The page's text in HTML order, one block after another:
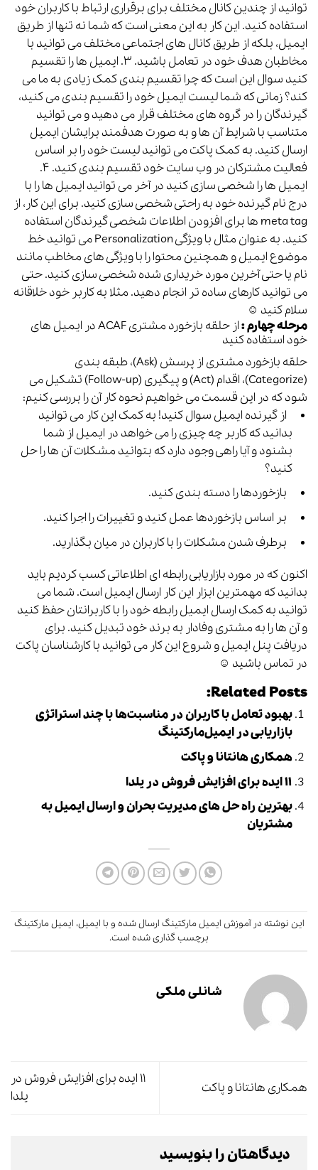
توانید از چندین کانال مختلف برای برقراری ارتباط با کاربران خود
استفاده کنید. این کار به این معنی است که شما نه تنها از طریق
ایمیل، بلکه از طریق کانال های اجتماعی مختلف می توانید با
مخاطبان هدف خود در تعامل باشید.
۳. ایمیل ها را تقسیم
کنید سوال این است که چرا تقسیم بندی کمک زیادی به ما می
کند؟زمانی که شما لیست ایمیل خود را تقسیم بندی می کنید،
گیرندگان را در گروه های مختلف قرار می دهید و می توانید
متناسب با شرایط آن ها و به صورت هدفمند برایشان ایمیل
ارسال کنید. به کمک پاکت می توانید لیست خود را بر اساس
فعالیت مشترکان در وب سایت خود تقسیم بندی کنید.
۴.
ایمیل ها را شخصی سازی کنید در آخر می توانید ایمیل ها را با
درج نام گیرنده خود به راحتی شخصی سازی کنید. برای این کار، از
meta tag ها برای افزودن اطلاعات شخصی گیرندگان استفاده
کنید. به عنوان مثال با ویژگی Personalization می توانید خط
موضوع ایمیل و همچنین محتوا را با ویژگی های مخاطب مانند
نام یا حتی آخرین مورد خریداری شده شخصی سازی کنید.حتی
می توانید کارهای ساده تر انجام دهید. مثلا به کاربر خود خلاقانه
سلام کنید ☺
مرحله چهارم :
از حلقه بازخورد مشتری ACAF در ایمیل های
خود استفاده کنید
حلقه بازخورد مشتری از پرسش (Ask)، طبقه بندی
(Categorize)، اقدام (Act) و پیگیری (Follow-up) تشکیل می
شود که در این قسمت می خواهیم نحوه کار آن را بررسی کنیم:
از گیرنده ایمیل سوال کنید! به کمک این کار می توانید
بدانید که کاربر چه چیزی را می خواهد در ایمیل از شما
بشنود و آیا راهی وجود دارد که بتوانید مشکلات آن ها را حل
کنید؟
بازخوردها را دسته بندی کنید.
بر اساس بازخوردها عمل کنید و تغییرات را اجرا کنید.
برطرف شدن مشکلات را با کاربران در میان بگذارید.
اکنون که در مورد بازاریابی رابطه ای اطلاعاتی کسب کردیم باید
بدانید که مهمترین ابزار این کار ارسال ایمیل است. شما می
توانید به کمک ارسال ایمیل رابطه خود را با کاربرانتان حفظ کنید
و آن ها را به مشتری وفادار به برند خود تبدیل کنید. برای
دریافت پنل ایمیل و شروع این کار می توانید با کارشناسان پاکت
در تماس باشید ☺
Related Posts:
بهبود تعامل با کاربران در مناسبت‌ها با چند استراتژی
بازاریابی در ایمیل‌مارکتینگ
همکاری هانتانا و پاکت
۱۱ ایده برای افزایش فروش در یلدا
بهترین راه حل های مدیریت بحران و ارسال ایمیل به
مشتریان
این نوشته درآموزش ایمیل مارکتینگ ارسال شده و با ایمیل، ایمیل مارکتینگ
برچسب گذاری شده است.
شانلی ملکی
همکاری هانتانا و پاکت
۱۱ ایده برای افزایش فروش در
یلدا
دیدگاهتان را بنویسید